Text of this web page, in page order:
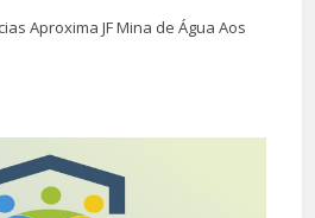
Aproxima JF Mina de Água Aos